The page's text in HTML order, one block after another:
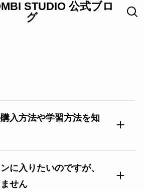
STUDIO 公式ブロ
グ
入方法や学習方法を知
に入りたいのですが、
せん